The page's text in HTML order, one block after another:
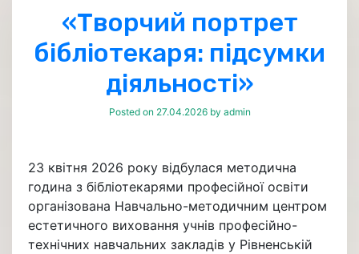
«Творчий портрет
бібліотекаря: підсумки
діяльності»
Posted on 27.04.2026by admin
23 квітня 2026 року відбулася методична
година з бібліотекарями професійної освіти
організована Навчально-методичним центром
естетичного виховання учнів професійно-
технічних навчальних закладів у Рівненській